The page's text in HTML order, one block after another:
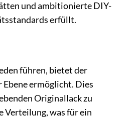
und ambitionierte DIY-
erfüllt.
führen, bietet der
ermöglicht. Dies
Originallack zu
Verteilung, was für ein